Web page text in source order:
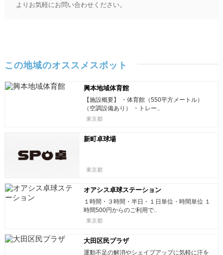
よりお気軽にお問い合わせください。
この地域のオススメスポット
興本地域体育館
【施設概要】 ・体育館（550平方メートル）
（空調設備あり） ・トレー..
東京都
新町卓球場
東京都
オアシス卓球ステーション
１時間・３時間・半日・１日単位・時間単位 １
時間500円からのご利用で..
東京都
大田区民プラザ
運動不足の解消やシェイプアップに気軽に汗を